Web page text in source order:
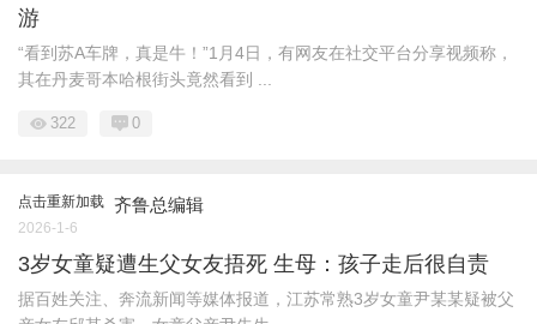
游
“看到苏A车牌，真是牛！”1月4日，有网友在社交平台分享视频称，
其在丹麦哥本哈根街头竟然看到 ...
322 0
点击重新加载 齐鲁总编辑
2026-1-6
3岁女童疑遭生父女友捂死 生母：孩子走后很自责
据百姓关注、奔流新闻等媒体报道，江苏常熟3岁女童尹某某疑被父